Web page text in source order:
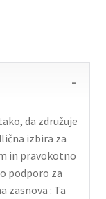
da združuje
izbira za
in pravokotno
podporo za
zasnova : Ta